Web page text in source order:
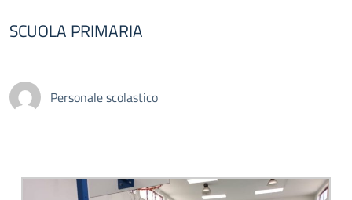
SCUOLA PRIMARIA
Personale scolastico